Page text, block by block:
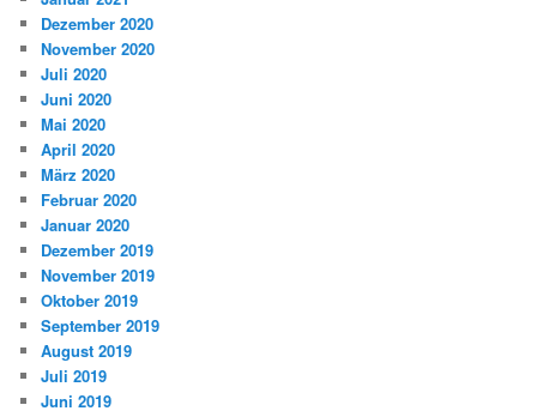
Dezember 2020
November 2020
Juli 2020
Juni 2020
Mai 2020
April 2020
März 2020
Februar 2020
Januar 2020
Dezember 2019
November 2019
Oktober 2019
September 2019
August 2019
Juli 2019
Juni 2019